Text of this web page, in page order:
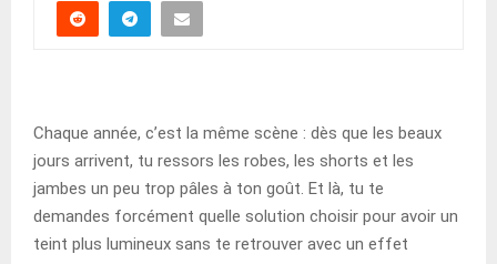
Chaque année, c’est la même scène : dès que les beaux
jours arrivent, tu ressors les robes, les shorts et les
jambes un peu trop pâles à ton goût. Et là, tu te
demandes forcément quelle solution choisir pour avoir un
teint plus lumineux sans te retrouver avec un effet